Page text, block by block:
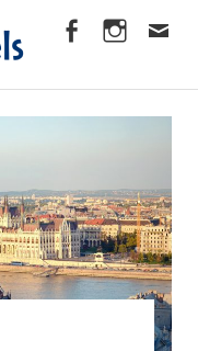
EpiTravels